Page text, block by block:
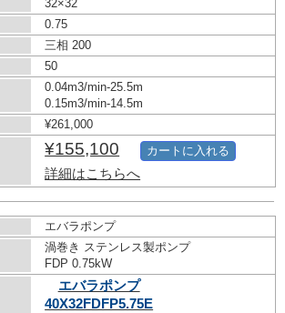
32×32
0.75
三相 200
50
0.04m3/min-25.5m
0.15m3/min-14.5m
¥261,000
¥155,100
詳細はこちらへ
カートに入れる
エバラポンプ
渦巻き ステンレス製ポンプ
FDP 0.75kW
エバラポンプ
40X32FDFP5.75E